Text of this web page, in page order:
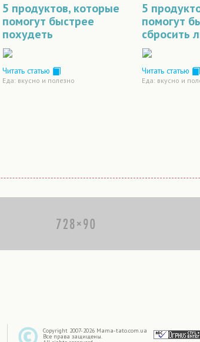
5 продуктов, которые
помогут быстрее
похудеть
Читать статью
Еда: вкусно и полезно
5
помогут
сбросить
Читать статью
Еда: вкусно и
Copyright 2007-2026 Mama-tato.com.ua
Все права защищены.